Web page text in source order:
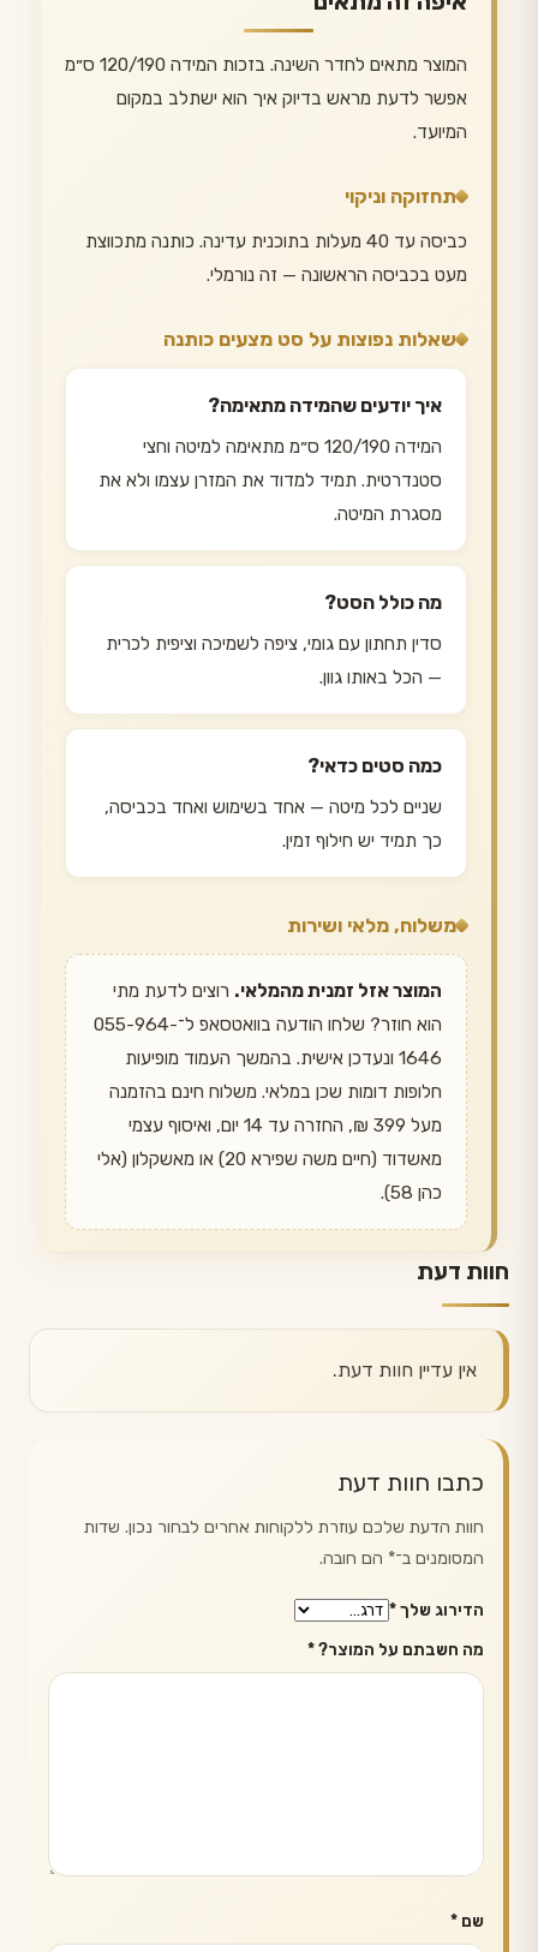
המוצר מתאים לחדר השינה. בזכות המידה 120/190 ס״מ
אפשר לדעת מראש בדיוק איך הוא ישתלב במקום
המיועד.
תחזוקה וניקוי
כביסה עד 40 מעלות בתוכנית עדינה. כותנה מתכווצת
מעט בכביסה הראשונה — זה נורמלי.
שאלות נפוצות על סט מצעים כותנה
איך יודעים שהמידה מתאימה?
המידה 120/190 ס״מ מתאימה למיטה וחצי
סטנדרטית. תמיד למדוד את המזרן עצמו ולא את
מסגרת המיטה.
מה כולל הסט?
סדין תחתון עם גומי, ציפה לשמיכה וציפית לכרית
— הכל באותו גוון.
כמה סטים כדאי?
שניים לכל מיטה — אחד בשימוש ואחד בכביסה,
כך תמיד יש חילוף זמין.
משלוח, מלאי ושירות
המוצר אזל זמנית מהמלאי. רוצים לדעת מתי
הוא חוזר? שלחו הודעה בוואטסאפ ל־055-964-
1646 ונעדכן אישית. בהמשך העמוד מופיעות
חלופות דומות שכן במלאי. משלוח חינם בהזמנה
מעל 399 ₪, החזרה עד 14 יום, ואיסוף עצמי
מאשדוד (חיים משה שפירא 20) או מאשקלון (אלי
כהן 58).
חוות דעת
אין עדיין חוות דעת.
כתבו חוות דעת
חוות הדעת שלכם עוזרת ללקוחות אחרים לבחור נכון. שדות
המסומנים ב־* הם חובה.
הדירוג שלך*
מה חשבתם על המוצר?*
שם *